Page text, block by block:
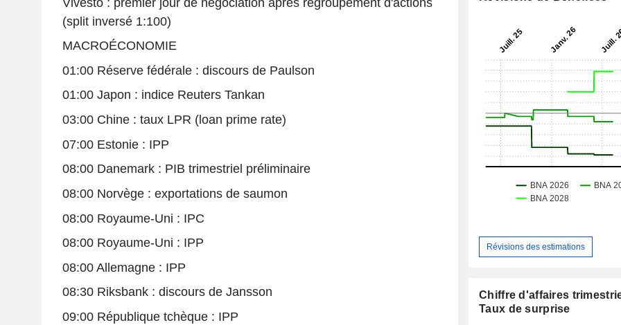
(split inversé 1:100)
MACROÉCONOMIE
01:00 Réserve fédérale : discours de Paulson
01:00 Japon : indice Reuters Tankan
03:00 Chine : taux LPR (loan prime rate)
07:00 Estonie : IPP
08:00 Danemark : PIB trimestriel préliminaire
08:00 Norvège : exportations de saumon
08:00 Royaume-Uni : IPC
08:00 Royaume-Uni : IPP
08:00 Allemagne : IPP
08:30 Riksbank : discours de Jansson
09:00 République tchèque : IPP
Révisions des estimations
Chiffre d'affaires
Taux de surprise